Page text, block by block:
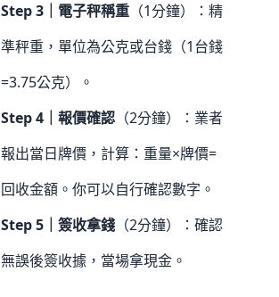
Step 3｜電子秤稱重 （1分鐘）：精
準秤重，單位為公克或台錢（1台錢
=3.75公克）。
Step 4｜報價確認 （2分鐘）：業者
報出當日牌價，計算：重量×牌價=
回收金額。你可以自行確認數字。
Step 5｜簽收拿錢 （2分鐘）：確認
無誤後簽收據，當場拿現金。